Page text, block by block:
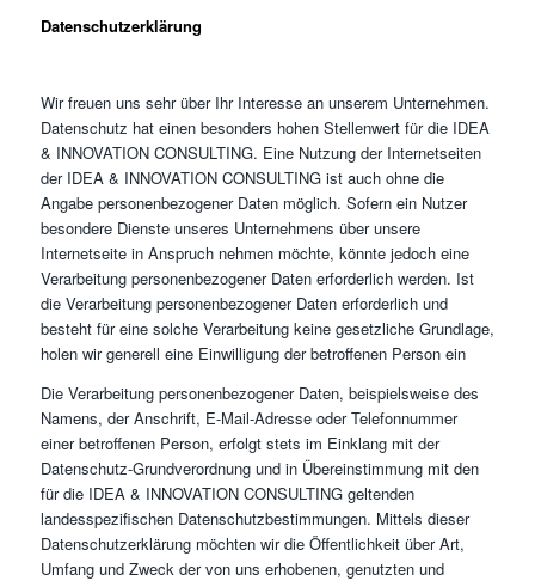
Datenschutzerklärung
Wir freuen uns sehr über Ihr Interesse an unserem Unternehmen.
Datenschutz hat einen besonders hohen Stellenwert für die IDEA
& INNOVATION CONSULTING. Eine Nutzung der Internetseiten
der IDEA & INNOVATION CONSULTING ist auch ohne die
Angabe personenbezogener Daten möglich. Sofern ein Nutzer
besondere Dienste unseres Unternehmens über unsere
Internetseite in Anspruch nehmen möchte, könnte jedoch eine
Verarbeitung personenbezogener Daten erforderlich werden. Ist
die Verarbeitung personenbezogener Daten erforderlich und
besteht für eine solche Verarbeitung keine gesetzliche Grundlage,
holen wir generell eine Einwilligung der betroffenen Person ein
Die Verarbeitung personenbezogener Daten, beispielsweise des
Namens, der Anschrift, E-Mail-Adresse oder Telefonnummer
einer betroffenen Person, erfolgt stets im Einklang mit der
Datenschutz-Grundverordnung und in Übereinstimmung mit den
für die IDEA & INNOVATION CONSULTING geltenden
landesspezifischen Datenschutzbestimmungen. Mittels dieser
Datenschutzerklärung möchten wir die Öffentlichkeit über Art,
Umfang und Zweck der von uns erhobenen, genutzten und